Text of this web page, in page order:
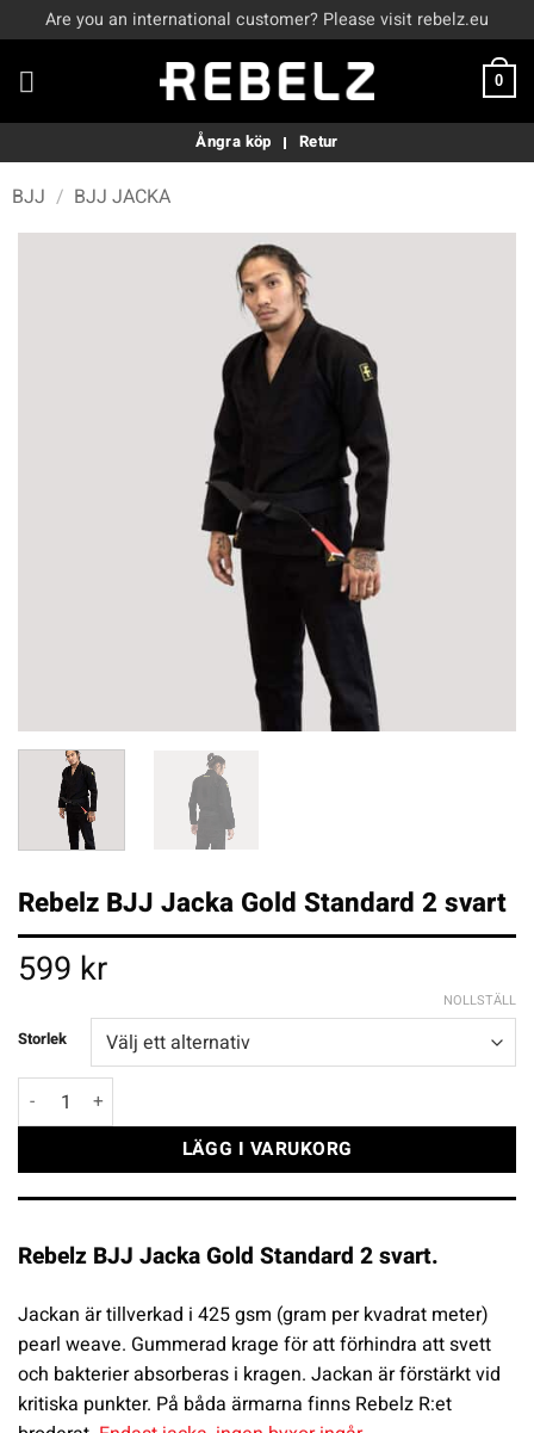
to
content
Are you an international customer? Please visit rebelz.eu
0
Ångra köp Retur
BJJ / BJJ JACKA
Rebelz BJJ Jacka Gold Standard 2 svart
599 kr
Storlek
NOLLSTÄLL
Rebelz BJJ Jacka Gold Standard 2 svart mängd
LÄGG I VARUKORG
Rebelz BJJ Jacka Gold Standard 2 svart.
Jackan är tillverkad i 425 gsm (gram per kvadrat meter)
pearl weave. Gummerad krage för att förhindra att svett
och bakterier absorberas i kragen. Jackan är förstärkt vid
kritiska punkter. På båda ärmarna finns Rebelz R:et